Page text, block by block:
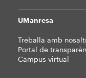
UManresa
Treballa amb
Portal de
Campus virtual